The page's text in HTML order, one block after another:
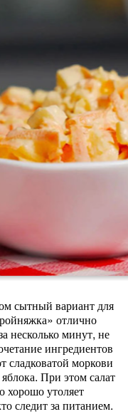
сытный вариантдля
отлично
несколькоминут, не
ингредиентов
сладковатой моркови
яблока. При этомсалат
хорошоутоляет
следитзапитанием.